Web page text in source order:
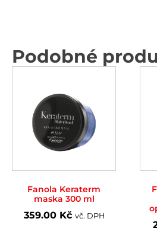
Podobné
Fanola Keraterm
maska 300 ml
359.00 Kč vč. DPH